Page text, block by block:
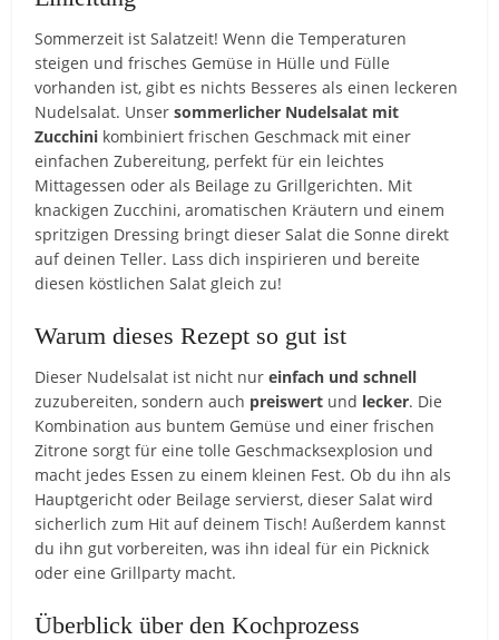
Sommerzeit ist Salatzeit! Wenn die Temperaturen
steigen und frisches Gemüse in Hülle und Fülle
vorhanden ist, gibt es nichts Besseres als einen leckeren
Nudelsalat. Unsersommerlicher Nudelsalat mit
Zucchini kombiniert frischen Geschmack mit einer
einfachen Zubereitung, perfekt für ein leichtes
Mittagessen oder als Beilage zu Grillgerichten. Mit
knackigen Zucchini, aromatischen Kräutern und einem
spritzigen Dressing bringt dieser Salat die Sonne direkt
auf deinen Teller. Lass dich inspirieren und bereite
diesen köstlichen Salat gleich zu!
Warum dieses Rezept so gut ist
Dieser Nudelsalat ist nicht nureinfach und schnell
zuzubereiten, sondern auch preiswert und lecker. Die
Kombination aus buntem Gemüse und einer frischen
Zitrone sorgt für eine tolle Geschmacksexplosion und
macht jedes Essen zu einem kleinen Fest. Ob du ihn als
Hauptgericht oder Beilage servierst, dieser Salat wird
sicherlich zum Hit auf deinem Tisch! Außerdem kannst
du ihn gut vorbereiten, was ihn ideal für ein Picknick
oder eine Grillparty macht.
Überblick über den Kochprozess